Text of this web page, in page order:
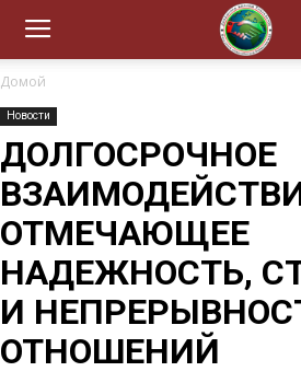
Домой
Новости
ДОЛГОСРОЧНОЕ
ОТМЕЧАЮЩЕЕ
НАДЕЖНОСТЬ,
И
ОТНОШЕНИЙ